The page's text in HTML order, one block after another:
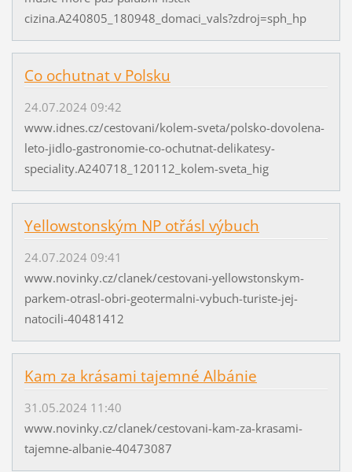
cizina.A240805_180948_domaci_vals?zdroj=sph_hp
Co ochutnat v Polsku
24.07.2024 09:42
www.idnes.cz/cestovani/kolem-sveta/polsko-dovolena-
leto-jidlo-gastronomie-co-ochutnat-delikatesy-
speciality.A240718_120112_kolem-sveta_hig
Yellowstonským NP otřásl výbuch
24.07.2024 09:41
www.novinky.cz/clanek/cestovani-yellowstonskym-
parkem-otrasl-obri-geotermalni-vybuch-turiste-jej-
natocili-40481412
Kam za krásami tajemné Albánie
31.05.2024 11:40
www.novinky.cz/clanek/cestovani-kam-za-krasami-
tajemne-albanie-40473087